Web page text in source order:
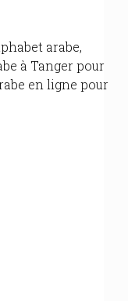
arabe,
à Tanger pour
en ligne pour